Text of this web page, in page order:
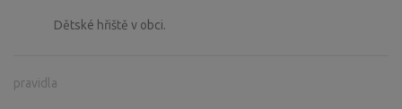
Dětské hřiště v obci.
pravidla